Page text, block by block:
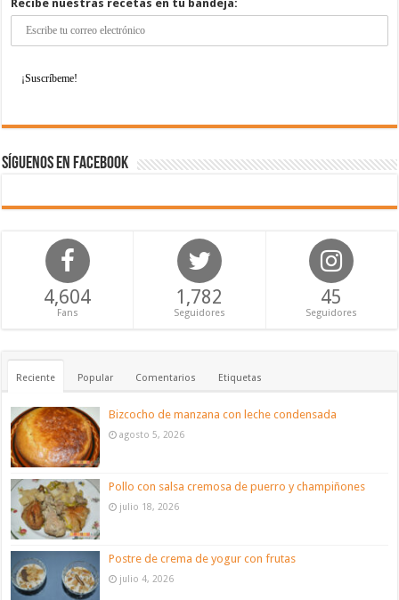
Recibe nuestras recetas en tu bandeja:
Síguenos en Facebook
4,604
Fans
1,782
Seguidores
45
Seguidores
Reciente Popular Comentarios Etiquetas
Bizcocho de manzana con leche condensada
agosto 5, 2026
Pollo con salsa cremosa de puerro y champiñones
julio 18, 2026
Postre de crema de yogur con frutas
julio 4, 2026